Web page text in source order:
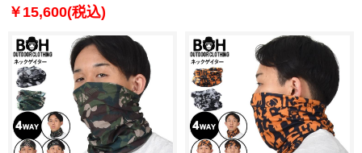
ブル イージーケア azjs2332-b
￥15,600(税込)